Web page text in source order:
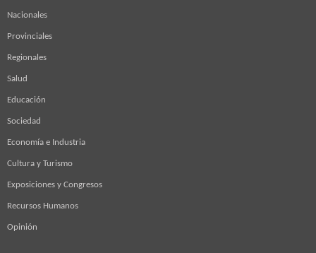
Nacionales
Provinciales
Regionales
Salud
Educación
Sociedad
Economía e Industria
Cultura y Turismo
Exposiciones y Congresos
Recursos Humanos
Opinión